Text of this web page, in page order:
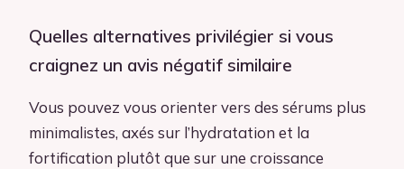
Quelles alternatives privilégier si vous
craignez un avis négatif similaire
Vous pouvez vous orienter vers des sérums plus
minimalistes, axés sur l’hydratation et la
fortification plutôt que sur une croissance